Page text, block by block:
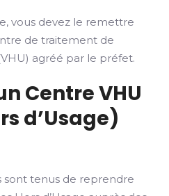
vous devez le remettre
de traitement de
agréé par le préfet.
Centre VHU
d’Usage)
sont tenus de reprendre